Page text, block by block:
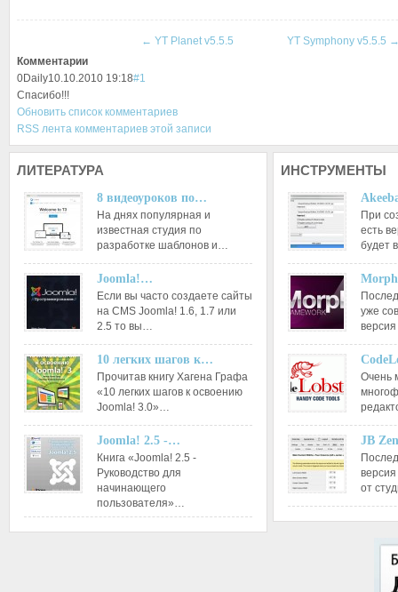
← YT Planet v5.5.5 YT Symphony v5.5.5
Комментарии
0Daily10.10.2010 19:18#1
Спасибо!!!
Обновить список комментариев
RSS лента комментариев этой записи
ЛИТЕРАТУРА
8 видеоуроков по…
На днях популярная и
известная студия по
разработке шаблонов и…
Joomla!…
Если вы часто создаете сайты
на CMS Joomla! 1.6, 1.7 или
2.5 то вы…
10 легких шагов к…
Прочитав книгу Хагена Графа
«10 легких шагов к освоению
Joomla! 3.0»…
Joomla! 2.5 -…
Книга «Joomla! 2.5 -
Руководство для
начинающего
пользователя»…
ИНСТРУМЕНТЫ
При
есть
будет
уже
Очень
JB
от